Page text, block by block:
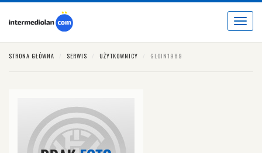
Toggle
STRONA GŁÓWNA SERWIS UŻYTKOWNICY GLOIN1989